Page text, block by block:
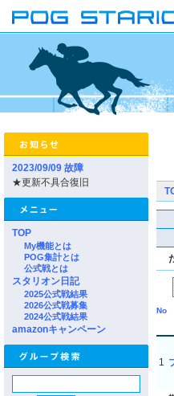
2023/09/09 故障
★更新不具合復旧
TOP
My機能とは
POG集計とは
公式戦とは
スタリオン日記
2025公式戦結果
2026公式戦募集
2024公式戦結果
amazonキャンペーン
No
1